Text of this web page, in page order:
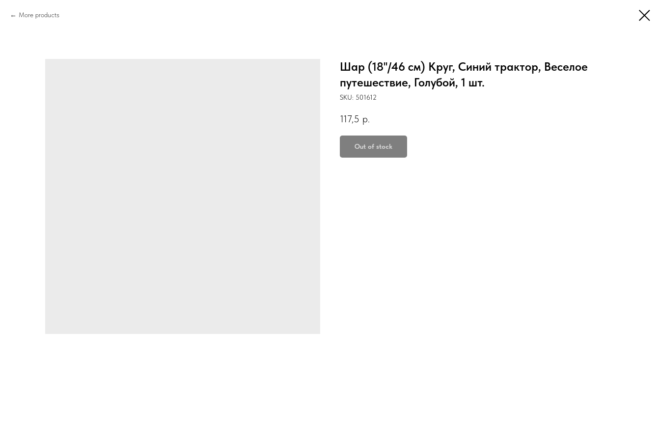
More products
Шар (18''/46 см) Круг, Синий трактор, Веселое
путешествие, Голубой, 1 шт.
SKU: 501612
117,5 р.
Out of stock